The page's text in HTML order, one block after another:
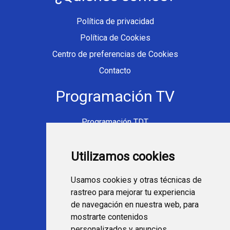
Utilizamos cookies
Usamos cookies y otras técnicas de
rastreo para mejorar tu experiencia
de navegación en nuestra web, para
mostrarte contenidos
Política de privacidad
Política de Cookies
Centro de preferencias de Cookies
Contacto
Programación TV
Programación TDT
Ver TV Online
Fútbol en la tele
Programación en TV